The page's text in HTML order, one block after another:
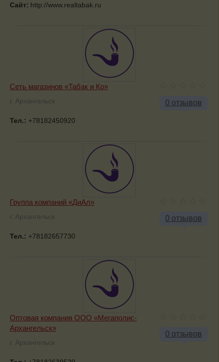
Сайт: http://www.realtabak.ru
0 отзывов
Сеть магазинов «Табак и Ко»
г. Архангельск
Тел.: +78182450920
0 отзывов
Группа компаний «ДиАл»
г. Архангельск
Тел.: +78182657730
0 отзывов
Оптовая компания ООО «Мегаполис-
Архангельск»
г. Архангельск